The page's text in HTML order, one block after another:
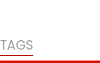
TAGS